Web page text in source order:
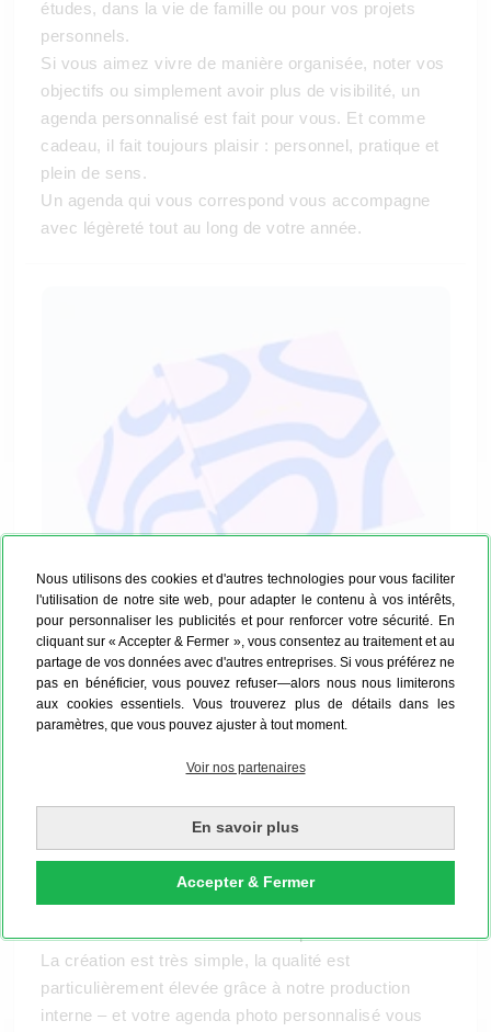
Nous utilisons des cookies et d'autres technologies pour vous faciliter
l'utilisation de notre site web, pour adapter le contenu à vos intérêts,
pour personnaliser les publicités et pour renforcer votre sécurité. En
cliquant sur « Accepter & Fermer », vous consentez au traitement et au
partage de vos données avec d'autres entreprises. Si vous préférez ne
pas en bénéficier, vous pouvez refuser—alors nous nous limiterons
aux cookies essentiels. Vous trouverez plus de détails dans les
paramètres, que vous pouvez ajuster à tout moment.
Voir nos partenaires
En savoir plus
Accepter & Fermer
études, dans la vie de famille ou pour vos projets
personnels.
Si vous aimez vivre de manière organisée, noter vos
objectifs ou simplement avoir plus de visibilité, un
agenda personnalisé est fait pour vous. Et comme
cadeau, il fait toujours plaisir : personnel, pratique et
plein de sens.
Un agenda qui vous correspond vous accompagne
avec légèreté tout au long de votre année.
Un agenda qui reflète votre personnalité
Votre agenda vous accompagne chaque jour – autant
d’abord votre design préféré, téléchargez vos photos
et personnalisez la couverture selon votre style.
Peut-être avec votre nom, une devise ou un petit
message pour vous-même. Minimaliste, poétique,
La création est très simple, la qualité est
particulièrement élevée grâce à notre production
interne – et votre agenda photo personnalisé vous